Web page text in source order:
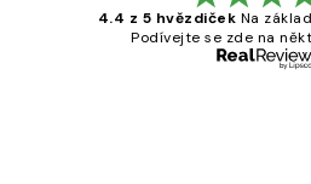
4.4 z 5 hvězdiček Na
Podívejte se zde na